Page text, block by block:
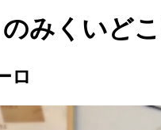
のみくいど
ロ